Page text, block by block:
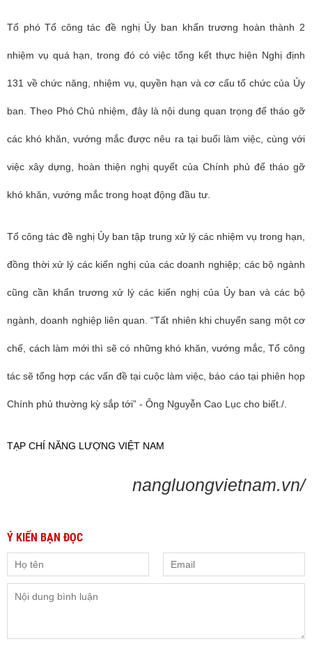
Tổ phó Tổ công tác đề nghị Ủy ban khẩn trương hoàn thành 2
nhiệm vụ quá hạn, trong đó có việc tổng kết thực hiện Nghị định
131 về chức năng, nhiệm vụ, quyền hạn và cơ cấu tổ chức của Ủy
ban. Theo Phó Chủ nhiệm, đây là nội dung quan trọng để tháo gỡ
các khó khăn, vướng mắc được nêu ra tại buổi làm việc, cùng với
việc xây dựng, hoàn thiện nghị quyết của Chính phủ để tháo gỡ
khó khăn, vướng mắc trong hoạt động đầu tư.
Tổ công tác đề nghị Ủy ban tập trung xử lý các nhiệm vụ trong hạn,
đồng thời xử lý các kiến nghị của các doanh nghiệp; các bộ ngành
cũng cần khẩn trương xử lý các kiến nghị của Ủy ban và các bộ
ngành, doanh nghiệp liên quan. “Tất nhiên khi chuyển sang một cơ
chế, cách làm mới thì sẽ có những khó khăn, vướng mắc, Tổ công
tác sẽ tổng hợp các vấn đề tại cuộc làm việc, báo cáo tại phiên họp
Chính phủ thường kỳ sắp tới” - Ông Nguyễn Cao Lục cho biết./.
TẠP CHÍ NĂNG LƯỢNG VIỆT NAM
nangluongvietnam.vn/
Ý KIẾN BẠN ĐỌC